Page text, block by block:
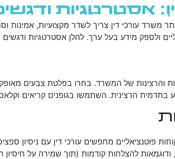
פרסום בגוגל רשתות חברתיותאסטרטגיות
אתר משרד עורכי דין צריך לשדר מקצועיות,
ולספק מידע בעל ערך. להלן אסטרטגיות ודגשים
והרצינות של המשרד. בחרו בפלטת צבעים
בתדמית הרצינית. השתמשו בגופנים קריאים
פוטנציאליים מחפשים עורכי דין עם ניסיון
להצלחות קודמות (תוך שמירה על חיסיון